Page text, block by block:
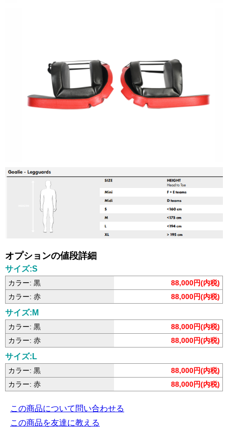
オプションの値段詳細
サイズ:S
カラー: 黒
88,000円(内税)
カラー: 赤
88,000円(内税)
サイズ:M
カラー: 黒
88,000円(内税)
カラー: 赤
88,000円(内税)
サイズ:L
カラー: 黒
88,000円(内税)
カラー: 赤
88,000円(内税)
この商品について問い合わせる
この商品を友達に教える